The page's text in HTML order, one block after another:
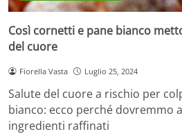
Così cornetti e pane bianco
del cuore
Fiorella Vasta Luglio 25, 2024
Salute del cuore a rischio per
bianco: ecco perché dovremmo
ingredienti raffinati